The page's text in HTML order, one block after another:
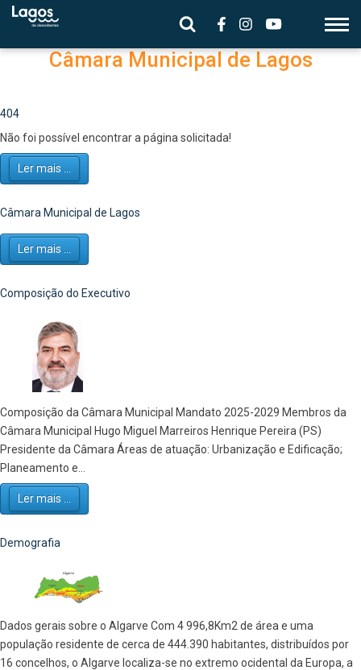
Câmara Municipal de Lagos
404
Não foi possível encontrar a página solicitada!
Ler mais ...
Câmara Municipal de Lagos
Ler mais ...
Composição do Executivo
Composição da Câmara Municipal Mandato 2025-2029 Membros da
Câmara Municipal Hugo Miguel Marreiros Henrique Pereira (PS)
Presidente da Câmara Áreas de atuação: Urbanização e Edificação;
Planeamento e...
Ler mais ...
Demografia
Dados gerais sobre o Algarve Com 4 996,8Km2 de área e uma
população residente de cerca de 444.390 habitantes, distribuídos por
16 concelhos, o Algarve localiza-se no extremo ocidental da Europa, a